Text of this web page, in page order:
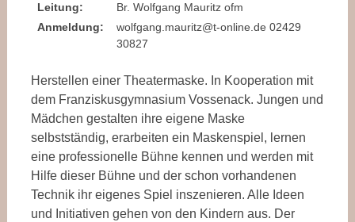
Leitung:
Br. Wolfgang Mauritz ofm
Anmeldung:
wolfgang.mauritz@t-online.de 02429
30827
Herstellen einer Theatermaske. In Kooperation mit
dem Franziskusgymnasium Vossenack. Jungen und
Mädchen gestalten ihre eigene Maske
selbstständig, erarbeiten ein Maskenspiel, lernen
eine professionelle Bühne kennen und werden mit
Hilfe dieser Bühne und der schon vorhandenen
Technik ihr eigenes Spiel inszenieren. Alle Ideen
und Initiativen gehen von den Kindern aus. Der